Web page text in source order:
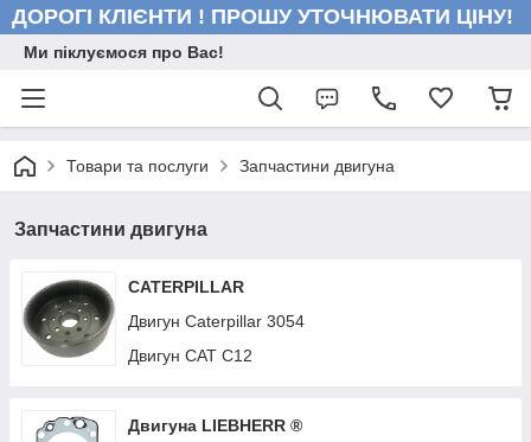
ДОРОГІ КЛІЄНТИ ! ПРОШУ УТОЧНЮВАТИ ЦІНУ!
Ми піклуємося про Вас!
Товари та послуги Запчастини двигуна
Запчастини двигуна
CATERPILLAR
Двигун Caterpillar 3054
Двигун CAT С12
Двигуна LIEBHERR ®